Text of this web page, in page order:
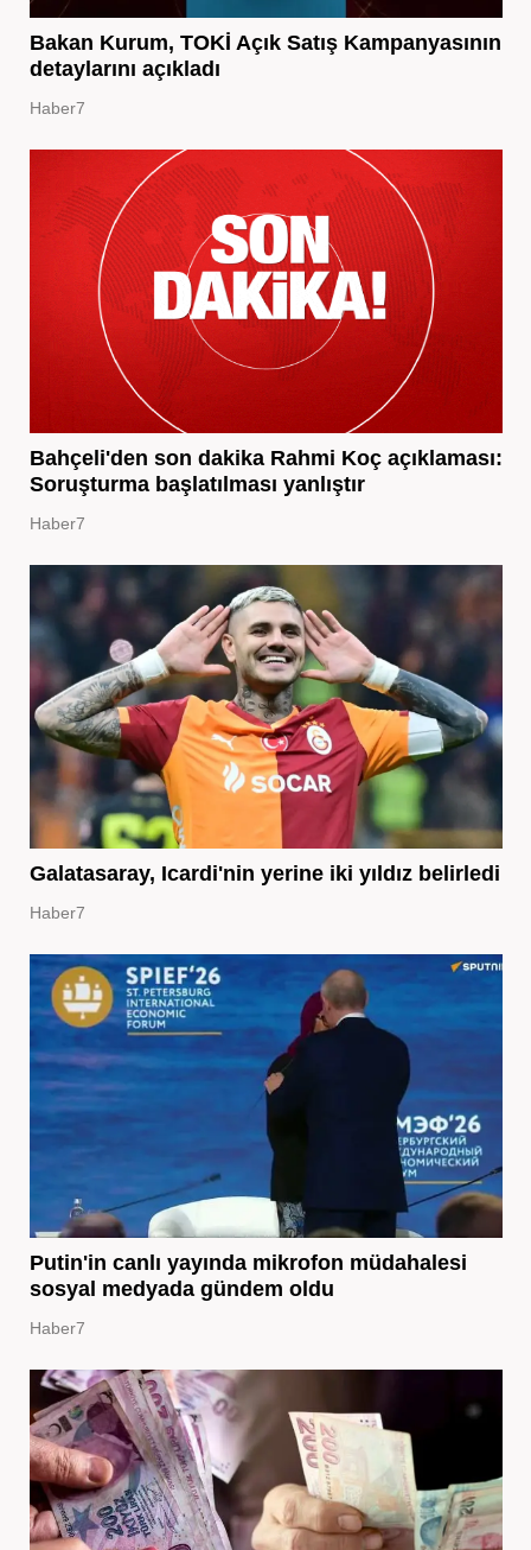
Bakan Kurum, TOKİ Açık Satış Kampanyasının
detaylarını açıkladı
Haber7
Bahçeli'den son dakika Rahmi Koç açıklaması:
Soruşturma başlatılması yanlıştır
Haber7
Galatasaray, Icardi'nin yerine iki yıldız belirledi
Haber7
Putin'in canlı yayında mikrofon müdahalesi
sosyal medyada gündem oldu
Haber7